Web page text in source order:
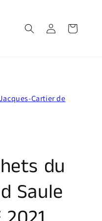
Connexion Panier
Cartier de
du
Saule